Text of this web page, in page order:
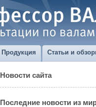
Продукция Статьи и
Новости сайта
Последние новости из